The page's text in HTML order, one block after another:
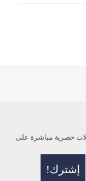
حصرية مباشرة على